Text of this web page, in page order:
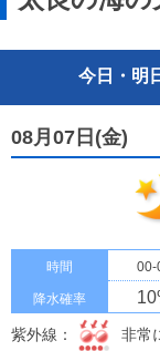
今日・明
08月07日(金)
時間 00-
降水確率 10
紫外線： 非常